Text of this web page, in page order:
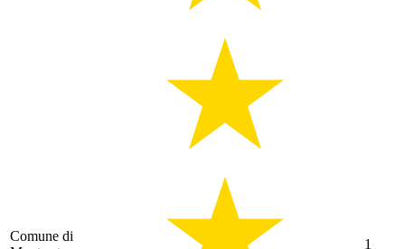
Comune di
1